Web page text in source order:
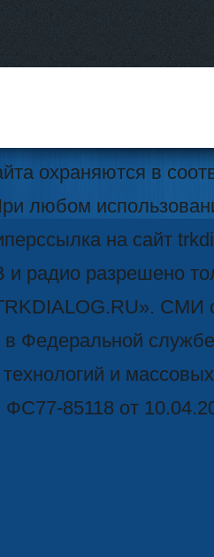
охраняются в
любом
на сайт
и радио разрешено
СМИ
в Федеральной
и
85118 от